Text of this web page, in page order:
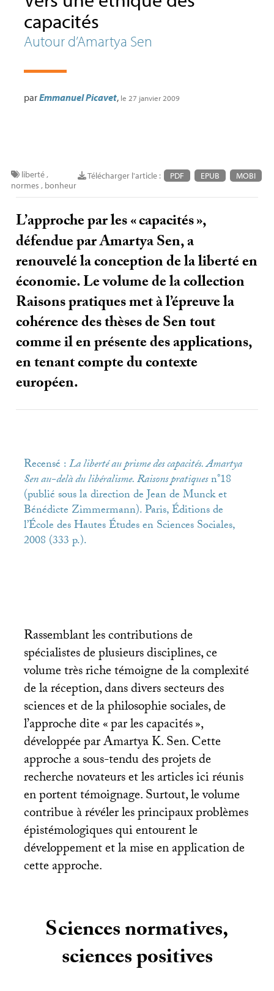
capacités
Autour d’Amartya Sen
parEmmanuel Picavet, le 27 janvier 2009
Télécharger l'article : PDF EPUB MOBI
liberté,
normes , bonheur
L’approche par les «capacités»,
défendue par Amartya Sen, a
renouvelé la conception de la liberté en
économie. Le volume de la collection
Raisons pratiques met à l’épreuve la
cohérence des thèses de Sen tout
comme il en présente des applications,
en tenant compte du contexte
européen.
Recensé :La liberté au prisme des capacités. Amartya
Sen au-delà du libéralisme. Raisons pratiquesn°18
(publié sous la direction de Jean de Munck et
Bénédicte Zimmermann). Paris, Éditions de
l’École des Hautes Études en Sciences Sociales,
2008 (333 p.).
Rassemblant les contributions de
spécialistes de plusieurs disciplines, ce
volume très riche témoigne de la complexité
de la réception, dans divers secteurs des
sciences et de la philosophie sociales, de
l’approche dite «par les capacités»,
développée par Amartya K. Sen. Cette
approche a sous-tendu des projets de
recherche novateurs et les articles ici réunis
en portent témoignage. Surtout, le volume
contribue à révéler les principaux problèmes
épistémologiques qui entourent le
développement et la mise en application de
cette approche.
Sciences normatives,
sciences positives